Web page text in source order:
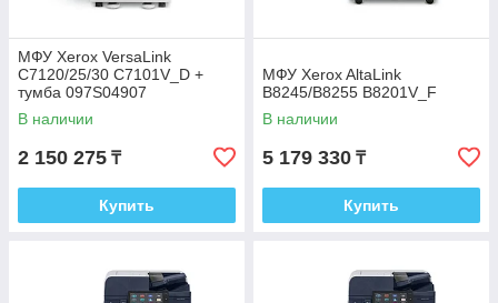
МФУ Xerox VersaLink
C7120/25/30 C7101V_D +
тумба 097S04907
В наличии
2 150 275 ₸
Купить
МФУ Xerox AltaLink
B8245/B8255 B8201V_F
В наличии
5 179 330 ₸
Купить